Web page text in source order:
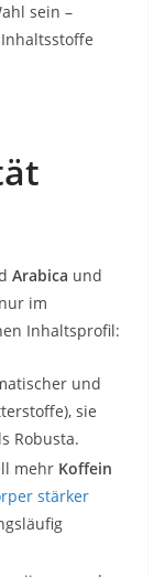
sein –
Arabica und
im
Inhaltsprofil:
und
sie
Robusta.
mehr Koffein
stärker